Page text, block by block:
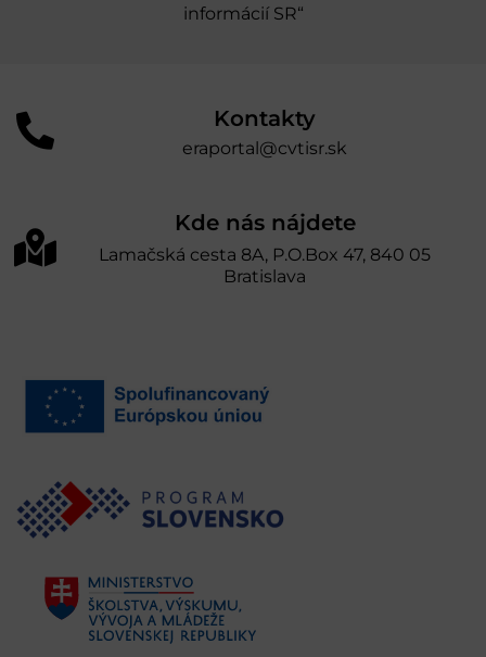
informácií SR“
Kontakty
eraportal@cvtisr.sk
Kde nás nájdete
Lamačská cesta 8A, P.O.Box 47, 840 05
Bratislava